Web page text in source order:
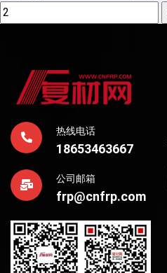
热线电话
18653463667
公司邮箱
frp@cnfrp.com